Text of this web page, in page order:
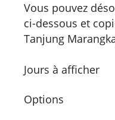
Vous pouvez
ci-dessous et
Tanjung
Jours à afficher
Options